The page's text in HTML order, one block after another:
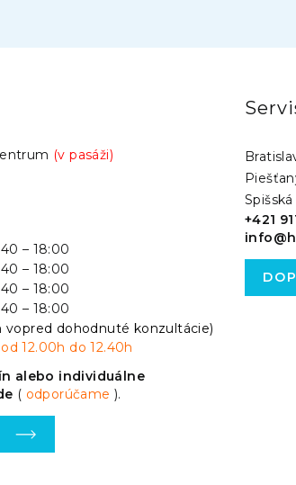
(v pasáži)
– 18:00
– 18:00
– 18:00
– 18:00
vopred dohodnuté konzultácie)
12.00h do 12.40h
alebo individuálne
( odporúčame).
+421